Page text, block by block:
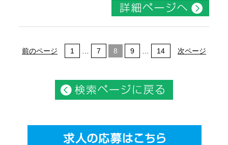
前のページ 1 7 8 9 14 次ページ